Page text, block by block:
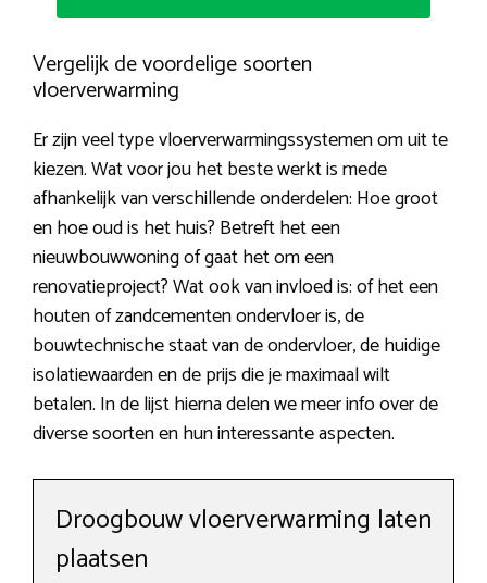
Vergelijk de voordelige soorten
vloerverwarming
Er zijn veel type vloerverwarmingssystemen om uit te
kiezen. Wat voor jou het beste werkt is mede
afhankelijk van verschillende onderdelen: Hoe groot
en hoe oud is het huis? Betreft het een
nieuwbouwwoning of gaat het om een
renovatieproject? Wat ook van invloed is: of het een
houten of zandcementen ondervloer is, de
bouwtechnische staat van de ondervloer, de huidige
isolatiewaarden en de prijs die je maximaal wilt
betalen. In de lijst hierna delen we meer info over de
diverse soorten en hun interessante aspecten.
Droogbouw vloerverwarming laten
plaatsen